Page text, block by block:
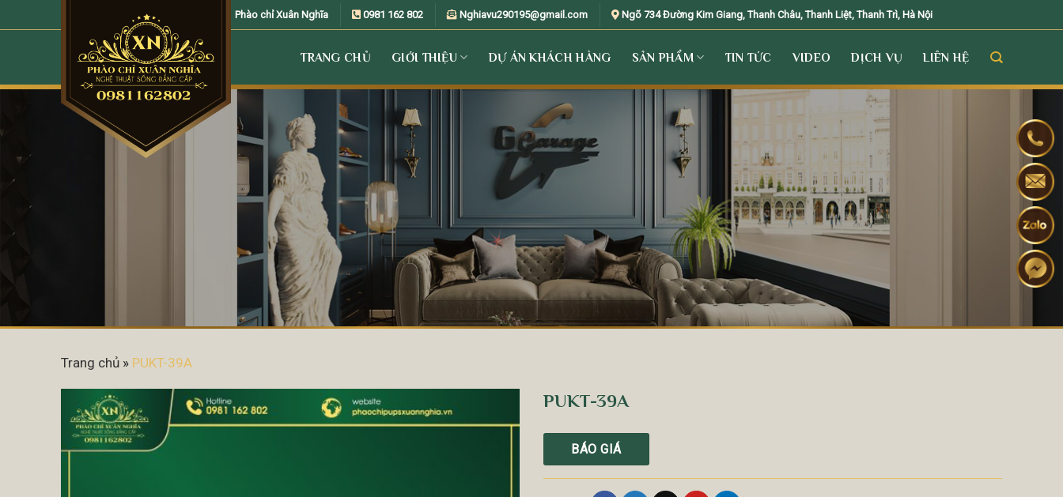
to
Phào chỉ Xuân Nghĩa 0981 162 802 Nghiavu290195@gmail.com Ngõ 734 Đường Kim Giang, Thanh Châu, Thanh Liệt, Thanh Trì, Hà Nội
TRANG CHỦ GIỚI THIỆU DỰ ÁN KHÁCH HÀNG SẢN PHẨM TIN TỨC VIDEO DỊCH VỤ LIÊN HỆ
Trang chủ » PUKT-39A
PUKT-39A
BÁO GIÁ